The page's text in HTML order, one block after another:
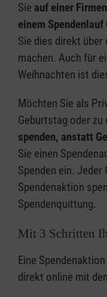
Sie auf einer
einem
Sie dies direkt
machen. Auch für
Weihnachten ist
Möchten Sie als
Geburtstag oder zu
spenden, anstatt
Sie einen
Spenden ein.
Spendenaktion
Spendenquittung.
Mit 3 Schritten
Eine
direkt online mit